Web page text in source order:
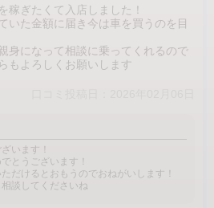
稼ぎたくて入店しました！
いた金額に届き今は車を買うのを目
身になって相談に乗ってくれるので
もよろしくお願いします
います！
とうございます！
だけるとおもうのでおねがいします！
談してくださいね